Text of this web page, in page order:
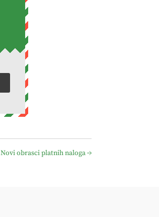
Novi obrasci platnih naloga→